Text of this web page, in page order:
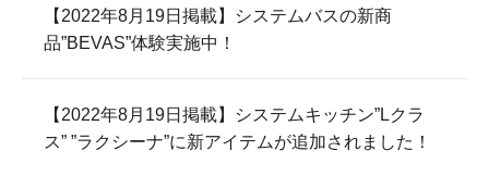
【2022年8月19日掲載】システムバスの新商
品”BEVAS”体験実施中！
【2022年8月19日掲載】システムキッチン”Lクラ
ス” ”ラクシーナ”に新アイテムが追加されました！